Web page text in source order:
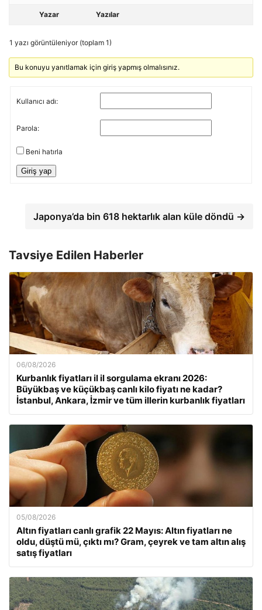
Yazar Yazılar
1 yazı görüntüleniyor (toplam 1)
Bu konuyu yanıtlamak için giriş yapmış olmalısınız.
Kullanıcı adı:
Parola:
Beni hatırla
Giriş yap
Japonya’da bin 618 hektarlık alan küle döndü →
Tavsiye Edilen Haberler
06/08/2026
Kurbanlık fiyatları il il sorgulama ekranı 2026:
Büyükbaş ve küçükbaş canlı kilo fiyatı ne kadar?
İstanbul, Ankara, İzmir ve tüm illerin kurbanlık fiyatları
05/08/2026
Altın fiyatları canlı grafik 22 Mayıs: Altın fiyatları ne
oldu, düştü mü, çıktı mı? Gram, çeyrek ve tam altın alış
satış fiyatları